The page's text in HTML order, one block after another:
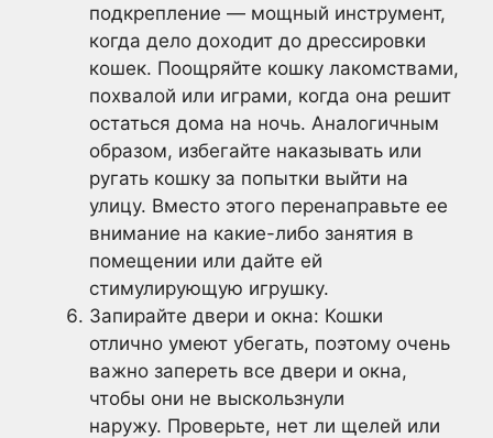
подкрепление — мощный инструмент,
когда дело доходит до дрессировки
кошек. Поощряйте кошку лакомствами,
похвалой или играми, когда она решит
остаться дома на ночь. Аналогичным
образом, избегайте наказывать или
ругать кошку за попытки выйти на
улицу. Вместо этого перенаправьте ее
внимание на какие-либо занятия в
помещении или дайте ей
стимулирующую игрушку.
Запирайте двери и окна: Кошки
отлично умеют убегать, поэтому очень
важно запереть все двери и окна,
чтобы они не выскользнули
наружу. Проверьте, нет ли щелей или